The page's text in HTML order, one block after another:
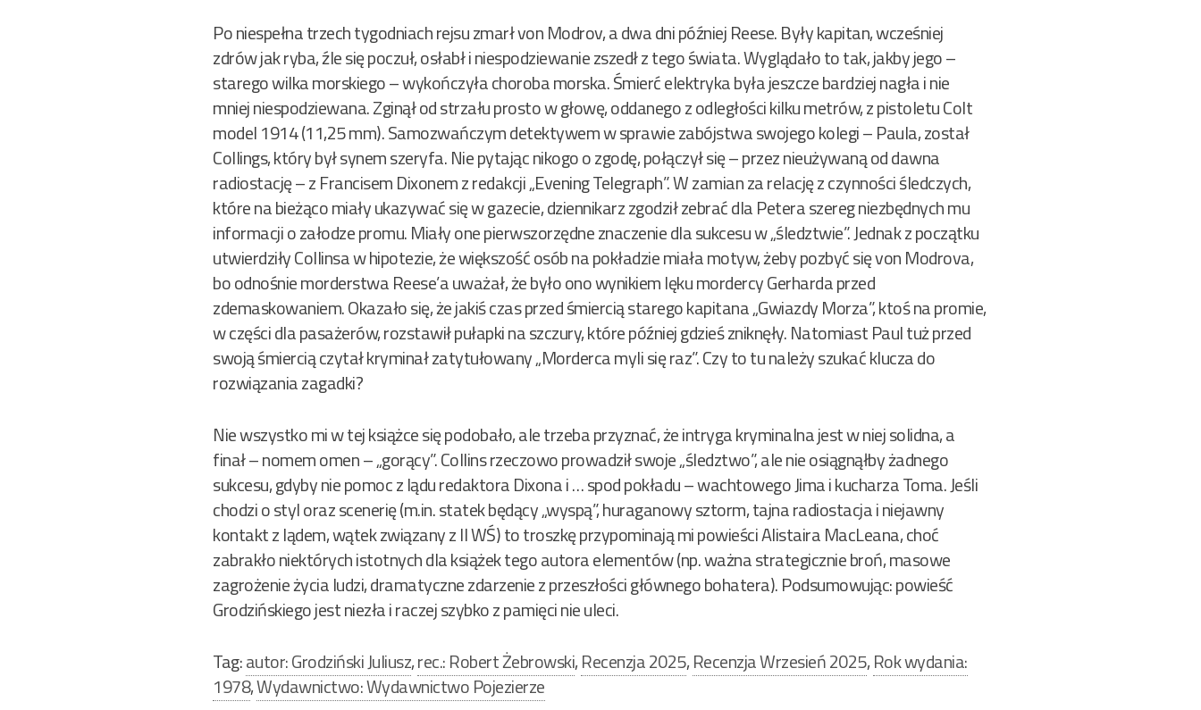
Po niespełna trzech tygodniach rejsu zmarł von Modrov, a dwa dni później Reese. Były kapitan, wcześniej
zdrów jak ryba, źle się poczuł, osłabł i niespodziewanie zszedł z tego świata. Wyglądało to tak, jakby jego –
starego wilka morskiego – wykończyła choroba morska. Śmierć elektryka była jeszcze bardziej nagła i nie
mniej niespodziewana. Zginął od strzału prosto w głowę, oddanego z odległości kilku metrów, z pistoletu Colt
model 1914 (11,25 mm). Samozwańczym detektywem w sprawie zabójstwa swojego kolegi – Paula, został
Collings, który był synem szeryfa. Nie pytając nikogo o zgodę, połączył się – przez nieużywaną od dawna
radiostację – z Francisem Dixonem z redakcji „Evening Telegraph”. W zamian za relację z czynności śledczych,
które na bieżąco miały ukazywać się w gazecie, dziennikarz zgodził zebrać dla Petera szereg niezbędnych mu
informacji o załodze promu. Miały one pierwszorzędne znaczenie dla sukcesu w „śledztwie”. Jednak z początku
utwierdziły Collinsa w hipotezie, że większość osób na pokładzie miała motyw, żeby pozbyć się von Modrova,
bo odnośnie morderstwa Reese’a uważał, że było ono wynikiem lęku mordercy Gerharda przed
zdemaskowaniem. Okazało się, że jakiś czas przed śmiercią starego kapitana „Gwiazdy Morza”, ktoś na promie,
w części dla pasażerów, rozstawił pułapki na szczury, które później gdzieś zniknęły. Natomiast Paul tuż przed
swoją śmiercią czytał kryminał zatytułowany „Morderca myli się raz”. Czy to tu należy szukać klucza do
rozwiązania zagadki?
Nie wszystko mi w tej książce się podobało, ale trzeba przyznać, że intryga kryminalna jest w niej solidna, a
finał – nomem omen – „gorący”. Collins rzeczowo prowadził swoje „śledztwo”, ale nie osiągnąłby żadnego
sukcesu, gdyby nie pomoc z lądu redaktora Dixona i … spod pokładu – wachtowego Jima i kucharza Toma. Jeśli
chodzi o styl oraz scenerię (m.in. statek będący „wyspą”, huraganowy sztorm, tajna radiostacja i niejawny
kontakt z lądem, wątek związany z II WŚ) to troszkę przypominają mi powieści Alistaira MacLeana, choć
zabrakło niektórych istotnych dla książek tego autora elementów (np. ważna strategicznie broń, masowe
zagrożenie życia ludzi, dramatyczne zdarzenie z przeszłości głównego bohatera). Podsumowując: powieść
Grodzińskiego jest niezła i raczej szybko z pamięci nie uleci.
Tag:autor: Grodziński Juliusz,rec.: Robert Żebrowski,Recenzja 2025,Recenzja Wrzesień 2025,Rok wydania:
1978,Wydawnictwo: Wydawnictwo Pojezierze